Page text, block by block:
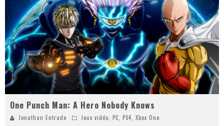
One Punch Man: A Hero Nobody Knows
Jonathan Entrade Jeux vidéo PC PS4 Xbox One